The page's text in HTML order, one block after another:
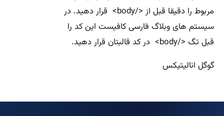
مربوط را دقیقا قبل از </body> قرار دهید. در
سیستم های وبلاگ فارسی کافیست این کد را
قبل تگ </body> در کد قالبتان قرار دهید.
گوگل انالیتیکس